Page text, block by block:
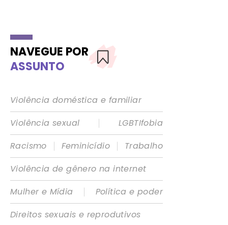
NAVEGUE POR
ASSUNTO
Violência doméstica e familiar
Violência sexual
|
LGBTIfobia
Racismo
| Feminicídio |
Trabalho
Violência de gênero na internet
Mulher e Mídia
|
Política e poder
Direitos sexuais e reprodutivos